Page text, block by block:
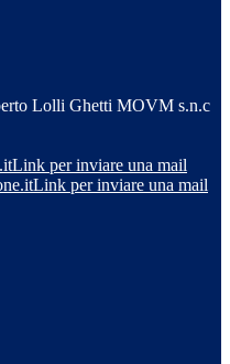
Lolli Ghetti MOVM s.n.c
Link per inviare una mail
Link per inviare una mail